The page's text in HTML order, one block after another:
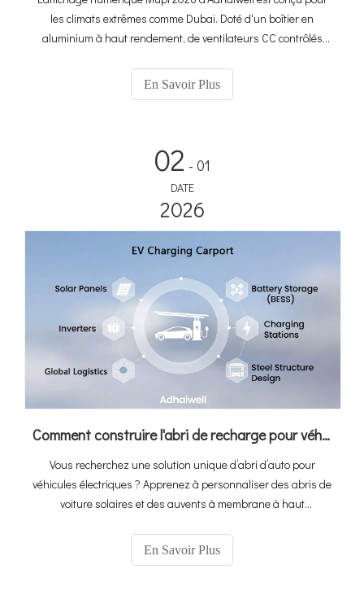
les climats extrêmes comme Dubaï. Doté d'un boîtier en
aluminium à haut rendement, de ventilateurs CC contrôlés
système reste pleinement opérationnel même à une
température ambiante de 60 °C. Il s'agit d'une véritable
En Savoir Plus
02 - 01
DATE
2026
Comment construire l'abri de recharge pour véhicules électriques parfait : un guide pour personnaliser les abris d'auto avec Adhaiwell Chine
Vous recherchez une solution unique d’abri d’auto pour
véhicules électriques ? Apprenez à personnaliser des abris de
voiture solaires et des auvents à membrane à haut
Obtenez des devis précis grâce à notre guide technique.
En Savoir Plus